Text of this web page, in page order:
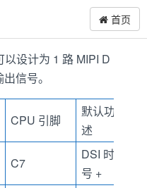
首页
设计为 1 路 MIPI D
信号。
CPU 引脚
默认功能描
述
C7
DSI 时钟信
号 +